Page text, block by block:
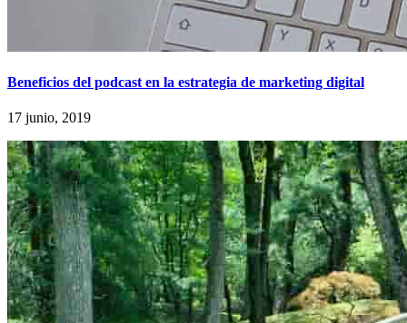
Beneficios del podcast en la estrategia de marketing digital
17 junio, 2019